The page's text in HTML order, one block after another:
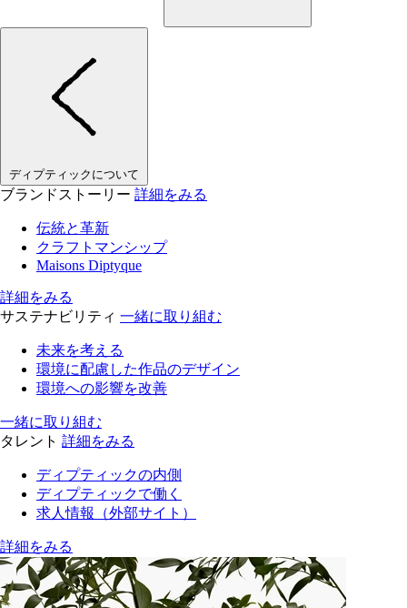
ディプティックについて
ブランドストーリー 詳細をみる
伝統と革新
クラフトマンシップ
Maisons Diptyque
詳細をみる
サステナビリティ 一緒に取り組む
未来を考える
環境に配慮した作品のデザイン
環境への影響を改善
一緒に取り組む
タレント 詳細をみる
ディプティックの内側
ディプティックで働く
求人情報（外部サイト）
詳細をみる